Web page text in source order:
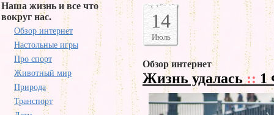
Наша жизнь и все что
вокруг нас.
Обзор интернет
Настольные игры
Про спорт
Животный мир
Природа
Транспорт
14
Июль
Обзор интернет
Жизнь удалась:: 1